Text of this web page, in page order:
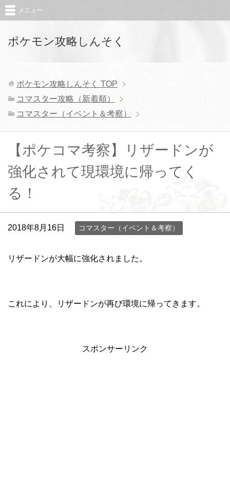
ポケモン攻略しんそく
メニュー
ポケモン攻略しんそく TOP
コマスター攻略（新着順）
コマスター（イベント＆考察）
【ポケコマ考察】リザードンが
強化されて現環境に帰ってく
る！
2018年8月16日 コマスター（イベント＆考察）
リザードンが大幅に強化されました。
これにより、リザードンが再び環境に帰ってきます。
スポンサーリンク